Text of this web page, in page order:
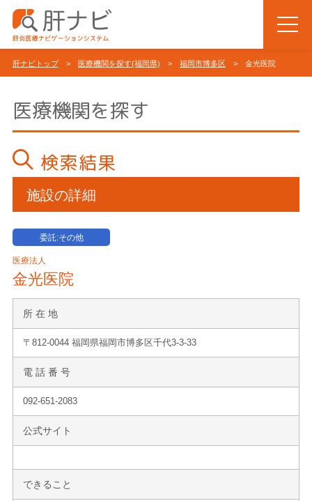
肝ナビトップ> 医療機関を探す(福岡県) > 福岡市博多区 > 金光医院
医療機関を探す
検索結果
施設の詳細
委託:その他
医療法人
金光医院
所 在 地
〒812-0044 福岡県福岡市博多区千代3-3-33
電 話 番 号
092-651-2083
公式サイト
できること